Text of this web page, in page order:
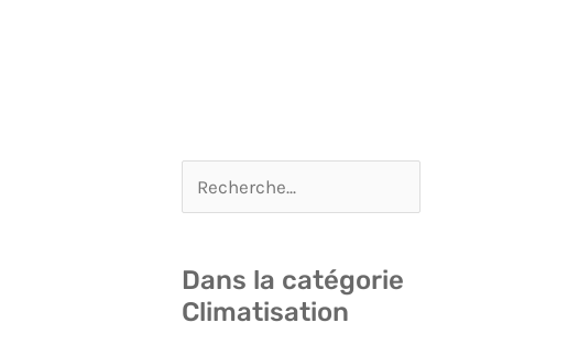
Dans la catégorie
Climatisation